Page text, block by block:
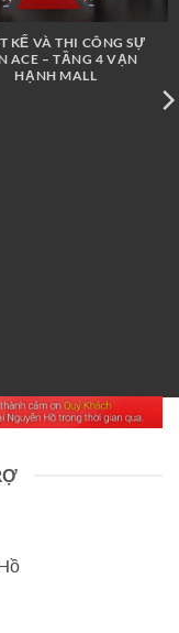
KẾ VÀ THI CÔNG SỰ
ACE – TẦNG 4 VẠN
HẠNH MALL